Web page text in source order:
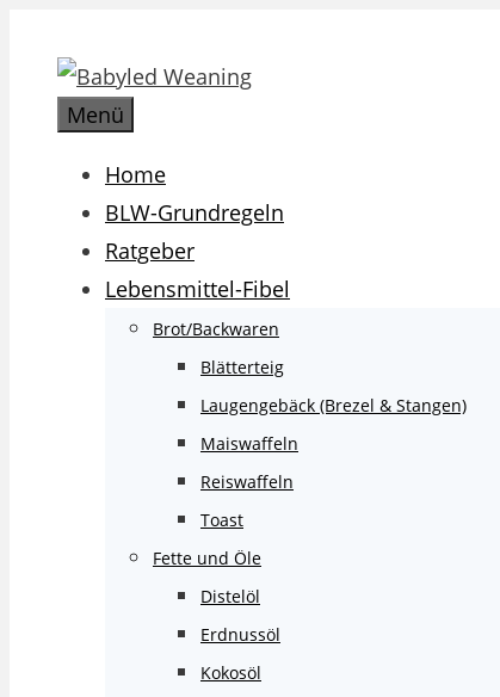
Inhalt
springenMenü
Home
BLW-Grundregeln
Ratgeber
Lebensmittel-Fibel
Brot/Backwaren
Blätterteig
Laugengebäck (Brezel & Stangen)
Maiswaffeln
Reiswaffeln
Toast
Fette und Öle
Distelöl
Erdnussöl
Kokosöl